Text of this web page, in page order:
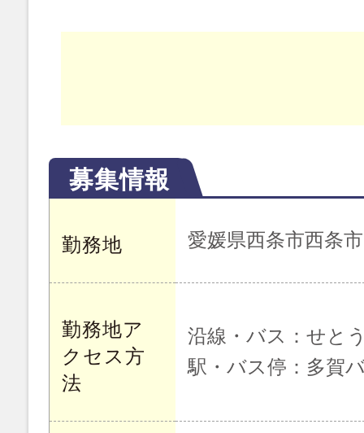
募集情報
勤務地 愛媛県西条市西条市
勤務地ア
クセス方
法
沿線・バス：せと
駅・バス停：多賀